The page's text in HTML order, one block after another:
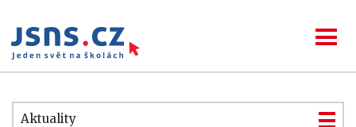
Aktuality